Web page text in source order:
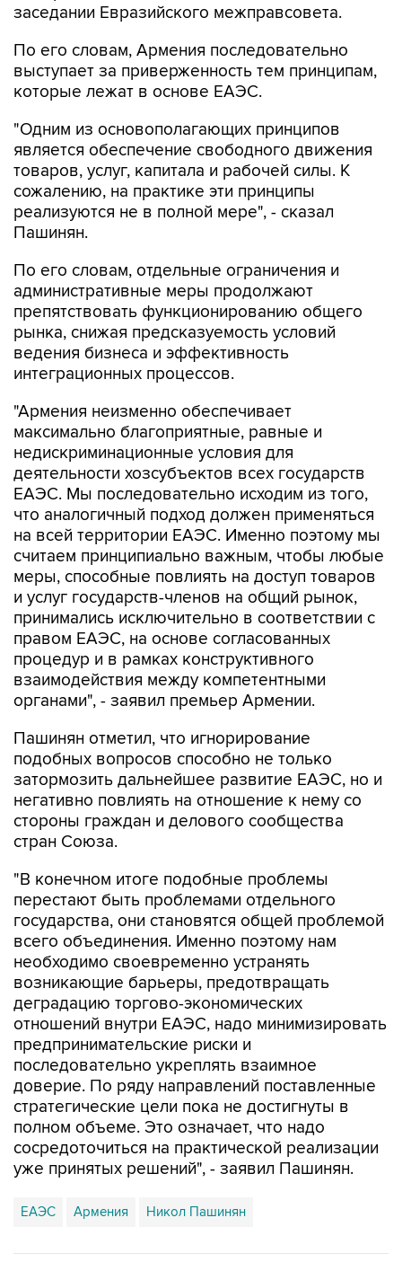
заседании Евразийского межправсовета.
По его словам, Армения последовательно
выступает за приверженность тем принципам,
которые лежат в основе ЕАЭС.
"Одним из основополагающих принципов
является обеспечение свободного движения
товаров, услуг, капитала и рабочей силы. К
сожалению, на практике эти принципы
реализуются не в полной мере", - сказал
Пашинян.
По его словам, отдельные ограничения и
административные меры продолжают
препятствовать функционированию общего
рынка, снижая предсказуемость условий
ведения бизнеса и эффективность
интеграционных процессов.
"Армения неизменно обеспечивает
максимально благоприятные, равные и
недискриминационные условия для
деятельности хозсубъектов всех государств
ЕАЭС. Мы последовательно исходим из того,
что аналогичный подход должен применяться
на всей территории ЕАЭС. Именно поэтому мы
считаем принципиально важным, чтобы любые
меры, способные повлиять на доступ товаров
и услуг государств-членов на общий рынок,
принимались исключительно в соответствии с
правом ЕАЭС, на основе согласованных
процедур и в рамках конструктивного
взаимодействия между компетентными
органами", - заявил премьер Армении.
Пашинян отметил, что игнорирование
подобных вопросов способно не только
затормозить дальнейшее развитие ЕАЭС, но и
негативно повлиять на отношение к нему со
стороны граждан и делового сообщества
стран Союза.
"В конечном итоге подобные проблемы
перестают быть проблемами отдельного
государства, они становятся общей проблемой
всего объединения. Именно поэтому нам
необходимо своевременно устранять
возникающие барьеры, предотвращать
деградацию торгово-экономических
отношений внутри ЕАЭС, надо минимизировать
предпринимательские риски и
последовательно укреплять взаимное
доверие. По ряду направлений поставленные
стратегические цели пока не достигнуты в
полном объеме. Это означает, что надо
сосредоточиться на практической реализации
уже принятых решений", - заявил Пашинян.
ЕАЭС Армения Никол Пашинян